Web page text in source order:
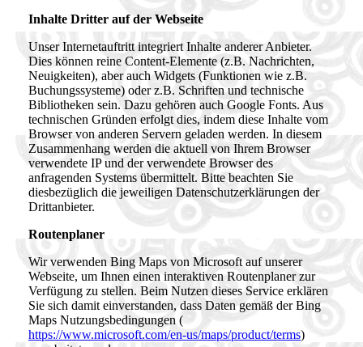
Inhalte Dritter auf der Webseite
Unser Internetauftritt integriert Inhalte anderer Anbieter.
Dies können reine Content-Elemente (z.B. Nachrichten,
Neuigkeiten), aber auch Widgets (Funktionen wie z.B.
Buchungssysteme) oder z.B. Schriften und technische
Bibliotheken sein. Dazu gehören auch Google Fonts. Aus
technischen Gründen erfolgt dies, indem diese Inhalte vom
Browser von anderen Servern geladen werden. In diesem
Zusammenhang werden die aktuell von Ihrem Browser
verwendete IP und der verwendete Browser des
anfragenden Systems übermittelt. Bitte beachten Sie
diesbezüglich die jeweiligen Datenschutzerklärungen der
Drittanbieter.
Routenplaner
Wir verwenden Bing Maps von Microsoft auf unserer
Webseite, um Ihnen einen interaktiven Routenplaner zur
Verfügung zu stellen. Beim Nutzen dieses Service erklären
Sie sich damit einverstanden, dass Daten gemäß der Bing
Maps Nutzungsbedingungen (
https://www.microsoft.com/en-us/maps/product/terms)